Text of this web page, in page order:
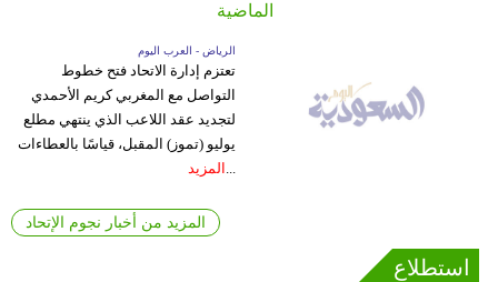
الماضية
الرياض - العرب اليوم
تعتزم إدارة الاتحاد فتح خطوط
التواصل مع المغربي كريم الأحمدي
لتجديد عقد اللاعب الذي ينتهي مطلع
يوليو (تموز) المقبل، قياسًا بالعطاءات
... المزيد
المزيد من أخبار نجوم الإتحاد
استطلاع